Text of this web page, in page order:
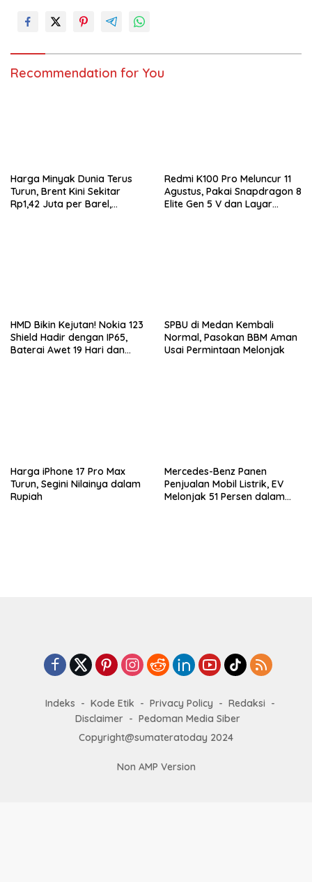
Recommendation for You
Harga Minyak Dunia Terus
Turun, Brent Kini Sekitar
Rp1,42 Juta per Barel,
Redmi K100 Pro Meluncur 11
Agustus, Pakai Snapdragon 8
Elite Gen 5 V dan Layar
HMD Bikin Kejutan! Nokia 123
Shield Hadir dengan IP65,
Baterai Awet 19 Hari dan
SPBU di Medan Kembali
Normal, Pasokan BBM Aman
Usai Permintaan Melonjak
Harga iPhone 17 Pro Max
Turun, Segini Nilainya dalam
Rupiah
Mercedes-Benz Panen
Penjualan Mobil Listrik, EV
Melonjak 51 Persen dalam
Indeks Kode Etik Privacy Policy
Redaksi
Disclaimer
Pedoman Media Siber
Copyright@sumateratoday 2024
Non AMP Version